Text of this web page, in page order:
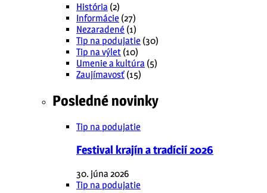
História (2)
Informácie (27)
Nezaradené (1)
Tip na podujatie (30)
Tip na výlet (10)
Umenie a kultúra (5)
Zaujímavosť (15)
Posledné novinky
Tip na podujatie
Festival krajín a tradícií 2026
30. júna 2026
Tip na podujatie